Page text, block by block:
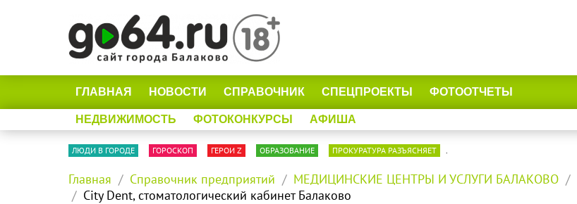
ГЛАВНАЯ НОВОСТИ СПРАВОЧНИК СПЕЦПРОЕКТЫ ФОТООТЧЕТЫ
НЕДВИЖИМОСТЬ ФОТОКОНКУРСЫ АФИША
ЛЮДИ В ГОРОДЕ ГОРОСКОП ГЕРОИ Z ОБРАЗОВАНИЕ ПРОКУРАТУРА РАЗЪЯСНЯЕТ .
Главная Справочник предприятий МЕДИЦИНСКИЕ ЦЕНТРЫ И УСЛУГИ БАЛАКОВО
City Dent, стоматологический кабинет Балаково